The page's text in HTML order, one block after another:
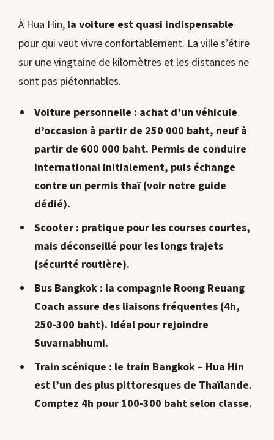
À Hua Hin, la voiture est quasi indispensable
pour qui veut vivre confortablement. La ville s’étire
sur une vingtaine de kilomètres et les distances ne
sont pas piétonnables.
Voiture personnelle : achat d’un véhicule
d’occasion à partir de 250 000 baht, neuf à
partir de 600 000 baht. Permis de conduire
international initialement, puis échange
contre un permis thaï (voir notre guide
dédié).
Scooter: pratique pour les courses courtes,
mais déconseillé pour les longs trajets
(sécurité routière).
Bus Bangkok: la compagnie Roong Reuang
Coach assure des liaisons fréquentes (4h,
250-300 baht). Idéal pour rejoindre
Suvarnabhumi.
Train scénique : le train Bangkok – Hua Hin
est l’un des plus pittoresques de Thaïlande.
Comptez 4h pour 100-300 baht selon classe.